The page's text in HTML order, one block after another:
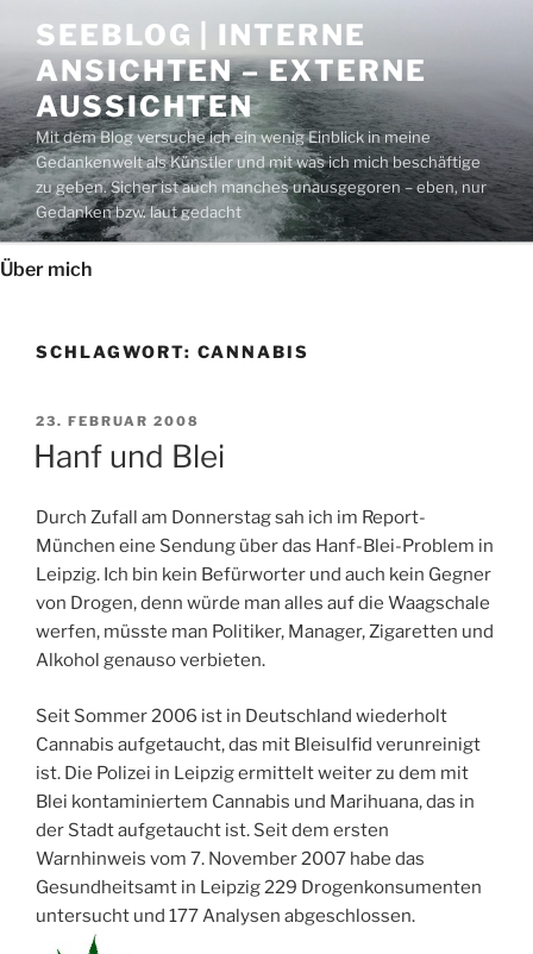
Inhalt
springen
SEEBLOG | INTERNE
ANSICHTEN – EXTERNE
AUSSICHTEN
Mit dem Blog versuche ich ein wenig Einblick in meine
Gedankenwelt als Künstler und mit was ich mich beschäftige
zu geben. Sicher ist auch manches unausgegoren – eben, nur
Gedanken bzw. laut gedacht
Über mich
SCHLAGWORT: CANNABIS
VERÖFFENTLICHT
AM
23. FEBRUAR 2008
Hanf und Blei
Durch Zufall am Donnerstag sah ich im Report-
München eine Sendung über das Hanf-Blei-Problem in
Leipzig. Ich bin kein Befürworter und auch kein Gegner
von Drogen, denn würde man alles auf die Waagschale
werfen, müsste man Politiker, Manager, Zigaretten und
Alkohol genauso verbieten.
Seit Sommer 2006 ist in Deutschland wiederholt
Cannabis aufgetaucht, das mit Bleisulfid verunreinigt
ist. Die Polizei in Leipzig ermittelt weiter zu dem mit
Blei kontaminiertem Cannabis und Marihuana, das in
der Stadt aufgetaucht ist. Seit dem ersten
Warnhinweis vom 7. November 2007 habe das
Gesundheitsamt in Leipzig 229 Drogenkonsumenten
untersucht und 177 Analysen abgeschlossen.